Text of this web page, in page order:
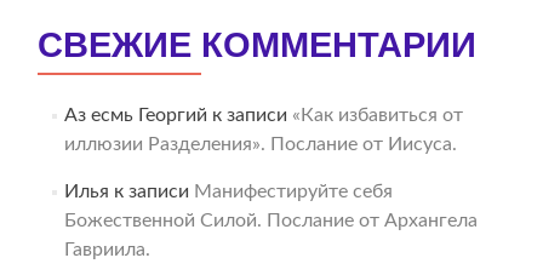
СВЕЖИЕ КОММЕНТАРИИ
Аз есмь Георгий к записи «Как избавиться от
иллюзии Разделения». Послание от Иисуса.
Илья к записи Манифестируйте себя
Божественной Силой. Послание от Архангела
Гавриила.